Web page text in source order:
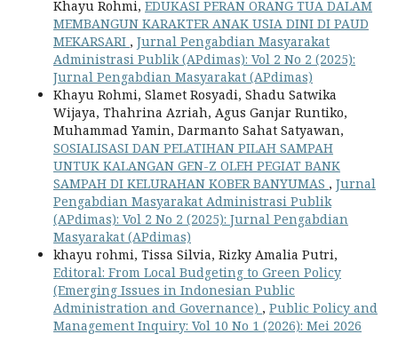
Khayu Rohmi, EDUKASI PERAN ORANG TUA DALAM
MEMBANGUN KARAKTER ANAK USIA DINI DI PAUD
MEKARSARI , Jurnal Pengabdian Masyarakat
Administrasi Publik (APdimas): Vol 2 No 2 (2025):
Jurnal Pengabdian Masyarakat (APdimas)
Khayu Rohmi, Slamet Rosyadi, Shadu Satwika
Wijaya, Thahrina Azriah, Agus Ganjar Runtiko,
Muhammad Yamin, Darmanto Sahat Satyawan,
SOSIALISASI DAN PELATIHAN PILAH SAMPAH
UNTUK KALANGAN GEN-Z OLEH PEGIAT BANK
SAMPAH DI KELURAHAN KOBER BANYUMAS , Jurnal
Pengabdian Masyarakat Administrasi Publik
(APdimas): Vol 2 No 2 (2025): Jurnal Pengabdian
Masyarakat (APdimas)
khayu rohmi, Tissa Silvia, Rizky Amalia Putri,
Editoral: From Local Budgeting to Green Policy
(Emerging Issues in Indonesian Public
Administration and Governance) , Public Policy and
Management Inquiry: Vol 10 No 1 (2026): Mei 2026